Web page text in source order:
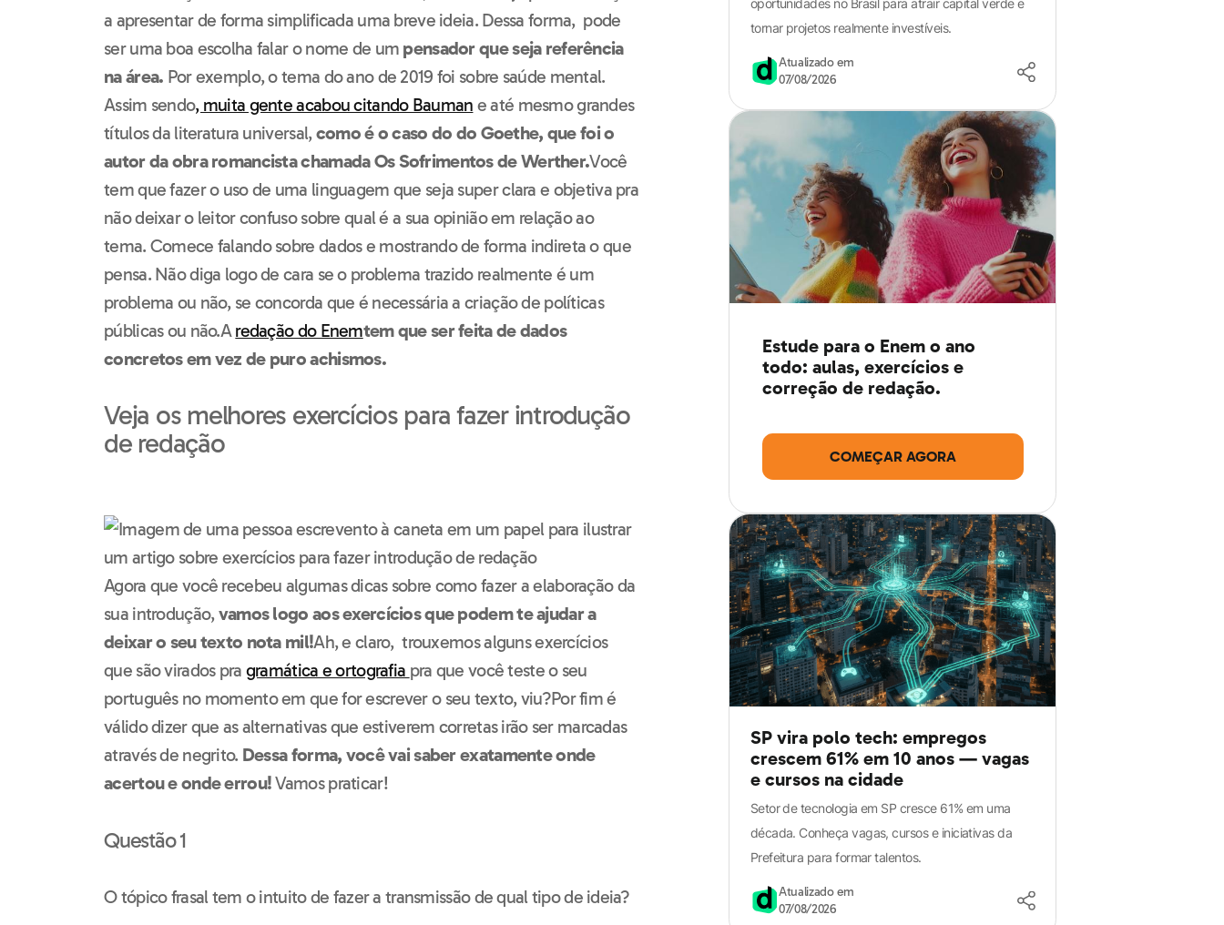
a apresentar de forma simplificada uma breve ideia.Dessa forma, pode
ser uma boa escolha falar o nome de um pensador que seja referência
na área. Por exemplo, o tema do ano de 2019 foi sobre saúde mental.
Assim sendo, muita gente acabou citando Bauman e até mesmo grandes
títulos da literatura universal,como é o caso do do Goethe, que foi o
autor da obra romancista chamada Os Sofrimentos de Werther.Você
tem que fazer o uso de uma linguagem que seja super clara e objetiva pra
não deixar o leitor confuso sobre qual é a sua opinião em relação ao
tema. Comece falando sobre dados e mostrando de forma indireta o que
pensa. Não diga logo de cara se o problema trazido realmente é um
problema ou não, se concorda que é necessária a criação de políticas
públicas ou não.Aredação do Enemtem que ser feita de dados
concretos em vez de puro achismos.
Veja os melhores exercícios para fazer introdução
de redação
Agora que você recebeu algumas dicas sobre como fazer a elaboração da
sua introdução,vamos logo aos exercícios que podem te ajudar a
deixar o seu texto nota mil!Ah, e claro, trouxemos alguns exercícios
que são virados pra gramática e ortografia pra que você teste o seu
português no momento em que for escrever o seu texto, viu?Por fim é
válido dizer que as alternativas que estiverem corretas irão ser marcadas
através de negrito. Dessa forma, você vai saber exatamente onde
acertou e onde errou!Vamos praticar!
Questão 1
O tópico frasal tem o intuito de fazer a transmissão de qual tipo de ideia?
Guia definitivo
de Redação para
o ENEM
oportunidades no Brasil para atrair capital verde e
tornar projetos realmente investíveis.
Atualizado em
07/08/2026
Estude para o Enem o ano
todo: aulas, exercícios e
correção de redação.
COMEÇAR AGORA
SP vira polo tech: empregos
crescem 61% em 10 anos — vagas
e cursos na cidade
Setor de tecnologia em SP cresce 61% em uma
década. Conheça vagas, cursos e iniciativas da
Prefeitura para formar talentos.
Atualizado em
07/08/2026